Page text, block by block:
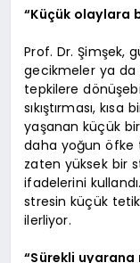
“Küçük olaylara
Prof. Dr. Şimşek,
gecikmeler ya da
tepkilere
sıkıştırması,
yaşanan küçük
daha yoğun öfke
zaten yüksek bir
ifadelerini
stresin küçük
ilerliyor.
“Sürekli uyarana